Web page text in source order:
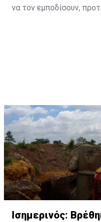
να τον εμποδίσουν,
Ισημερινός: